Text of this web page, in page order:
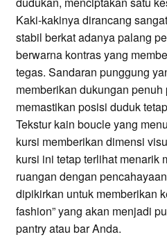
Kaki-kakinya dirancang
stabil berkat adanya palang
berwarna kontras yang
tegas. Sandaran punggung
memberikan dukungan penuh
memastikan posisi duduk
Tekstur kain boucle yang
kursi memberikan dimensi
kursi ini tetap terlihat menarik
ruangan dengan
dipikirkan untuk memberikan
fashion” yang akan menjadi
pantry atau bar Anda.